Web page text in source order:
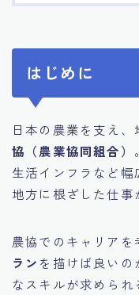
はじめに
日本の農業を支え
協（農業協同組合）
生活インフラなど幅
地方に根ざした仕事
農協でのキャリア
ラン を描けば良い
なスキルが求めら